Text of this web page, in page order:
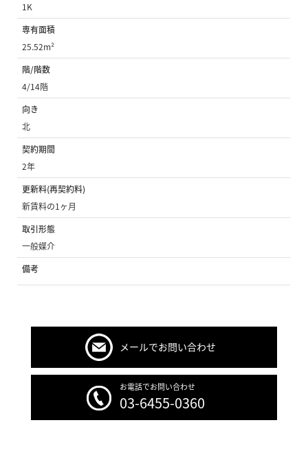
1K
専有面積
25.52m²
階/階数
4/14階
向き
北
契約期間
2年
更新料(再契約料)
新賃料の1ヶ月
取引形態
一般媒介
備考
メールでお問い合わせ
お電話でお問い合わせ
03-6455-0360